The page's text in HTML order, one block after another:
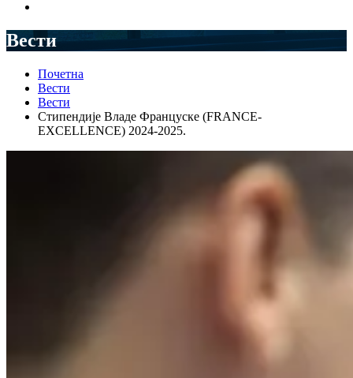
Вести
Почетна
Вести
Вести
Стипендије Владе Француске (FRANCE-
EXCELLENCE) 2024-2025.